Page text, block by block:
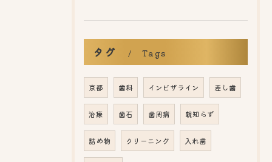
タグ Tags
京都 歯科 インビザライン 差し歯
治療 歯石 歯周病 親知らず
詰め物 クリーニング 入れ歯